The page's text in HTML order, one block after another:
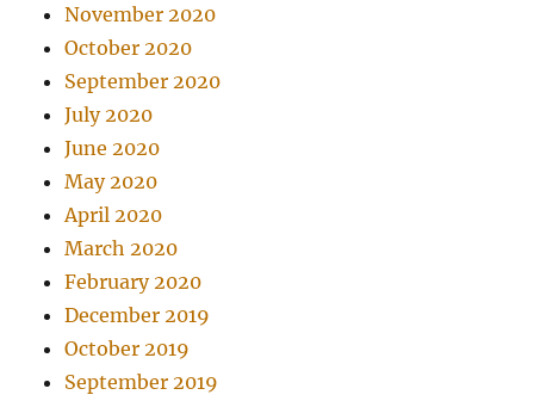
November 2020
October 2020
September 2020
July 2020
June 2020
May 2020
April 2020
March 2020
February 2020
December 2019
October 2019
September 2019